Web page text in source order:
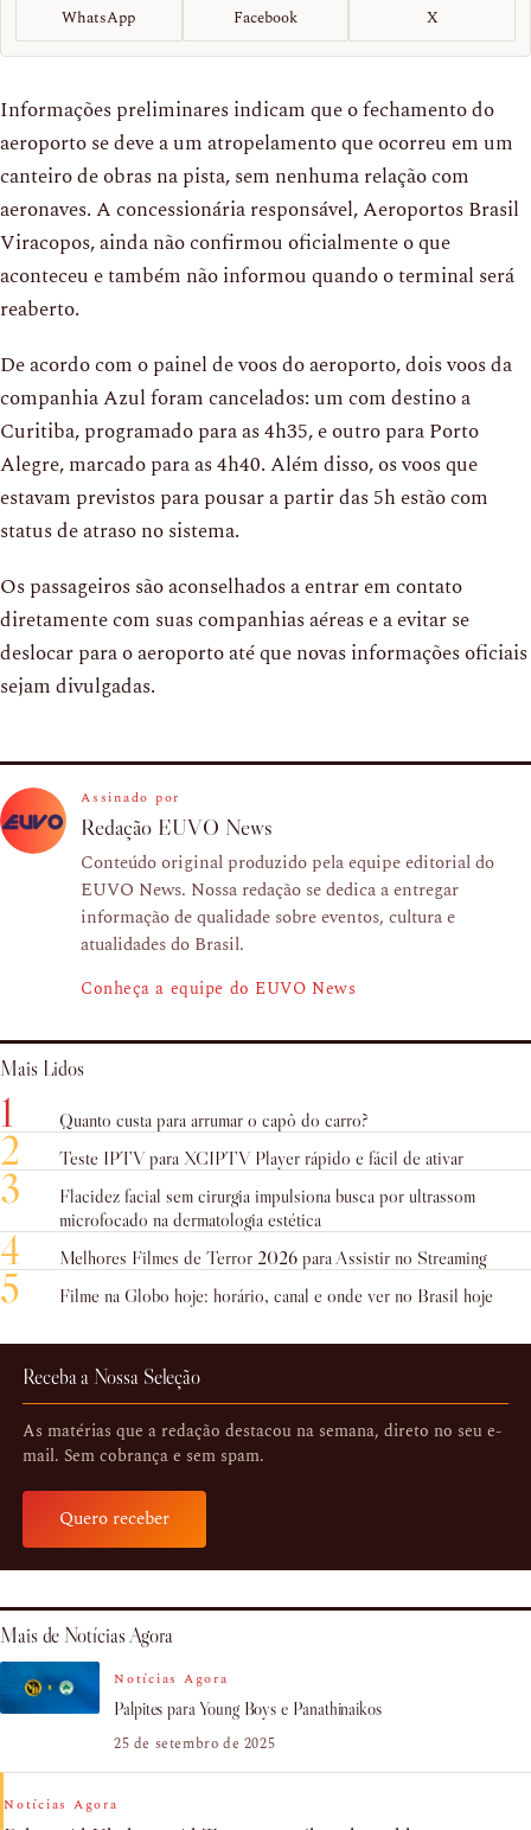
WhatsApp Facebook X
Informações preliminares indicam que o fechamento do
aeroporto se deve a um atropelamento que ocorreu em um
canteiro de obras na pista, sem nenhuma relação com
aeronaves. A concessionária responsável, Aeroportos Brasil
Viracopos, ainda não confirmou oficialmente o que
aconteceu e também não informou quando o terminal será
reaberto.
De acordo com o painel de voos do aeroporto, dois voos da
companhia Azul foram cancelados: um com destino a
Curitiba, programado para as 4h35, e outro para Porto
Alegre, marcado para as 4h40. Além disso, os voos que
estavam previstos para pousar a partir das 5h estão com
status de atraso no sistema.
Os passageiros são aconselhados a entrar em contato
diretamente com suas companhias aéreas e a evitar se
deslocar para o aeroporto até que novas informações oficiais
sejam divulgadas.
Assinado por
Redação EUVO News
Conteúdo original produzido pela equipe editorial do
EUVO News. Nossa redação se dedica a entregar
informação de qualidade sobre eventos, cultura e
atualidades do Brasil.
Conheça a equipe do EUVO News
Mais Lidos
1 Quanto custa para arrumar o capô do carro?
2 Teste IPTV para XCIPTV Player rápido e fácil de ativar
3
Flacidez facial sem cirurgia impulsiona busca por ultrassom
microfocado na dermatologia estética
4 Melhores Filmes de Terror 2026 para Assistir no Streaming
5 Filme na Globo hoje: horário, canal e onde ver no Brasil hoje
Receba a Nossa Seleção
As matérias que a redação destacou na semana, direto no seu e-
mail. Sem cobrança e sem spam.
Quero receber
Mais de Notícias Agora
Notícias Agora
Palpites para Young Boys e Panathinaikos
25 de setembro de 2025
Notícias Agora